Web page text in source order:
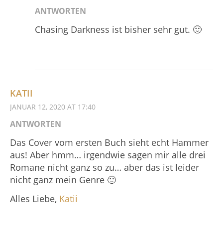
ANTWORTEN
Chasing Darkness ist bisher sehr gut. 🙂
KATII
JANUAR 12, 2020 AT 17:40
ANTWORTEN
Das Cover vom ersten Buch sieht echt Hammer
aus! Aber hmm… irgendwie sagen mir alle drei
Romane nicht ganz so zu… aber das ist leider
nicht ganz mein Genre 🙂
Alles Liebe, Katii